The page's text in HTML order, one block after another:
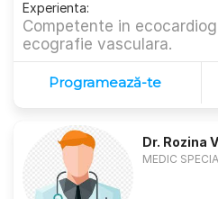
Experienta:
Competente in
ecografie vasculara.
Programează-te
Dr. Rozina
MEDIC